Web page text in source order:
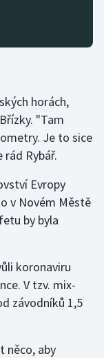
horách,
"Tam
Je to sice
Rybář.
Evropy
v Novém Městě
by byla
koronaviru
V tzv. mix-
závodníků 1,5
něco, aby